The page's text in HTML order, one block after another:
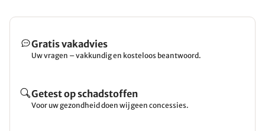
Gratis vakadvies
Uw vragen – vakkundig en kosteloos beantwoord.
Getest op schadstoffen
Voor uw gezondheid doen wij geen concessies.